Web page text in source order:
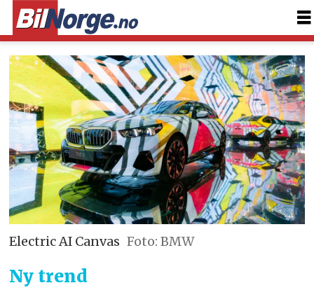
Electric AI Canvas Foto: BMW
Ny trend